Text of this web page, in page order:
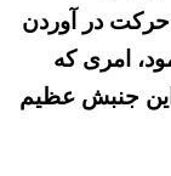
حرکت در آوردن
امری که
این جنبش عظیم